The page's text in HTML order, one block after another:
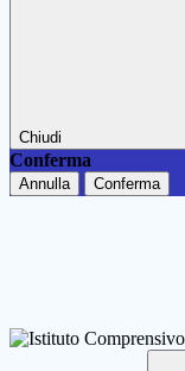
Chiudi
Conferma
Annulla Conferma